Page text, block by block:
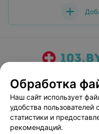
Медицинский
Пользовательское
Написать
Обработка
Наш сайт использует
удобства пользователей
статистики и
рекомендаций.